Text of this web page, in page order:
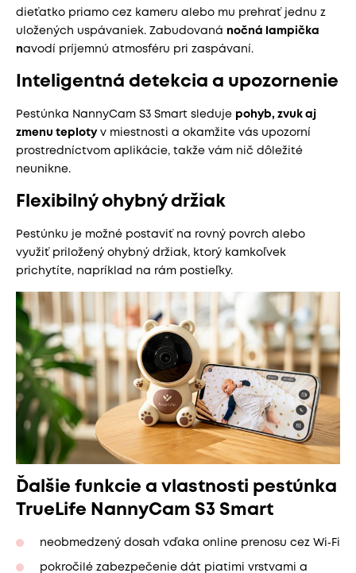
dieťatko priamo cez kameru alebo mu prehrať jednu z
uložených uspávaniek. Zabudovaná nočná lampička
navodí príjemnú atmosféru pri zaspávaní.
Inteligentná detekcia a upozornenie
Pestúnka NannyCam S3 Smart sleduje pohyb, zvuk aj
zmenu teplotyv miestnosti a okamžite vás upozorní
prostredníctvom aplikácie, takže vám nič dôležité
neunikne.
Flexibilný ohybný držiak
Pestúnku je možné postaviť na rovný povrch alebo
využiť priložený ohybný držiak, ktorý kamkoľvek
prichytíte, napríklad na rám postieľky.
Ďalšie funkcie a vlastnosti pestúnka
TrueLife NannyCam S3 Smart
neobmedzený dosah vďaka online prenosu cez Wi‑Fi
pokročilé zabezpečenie dát piatimi vrstvami a